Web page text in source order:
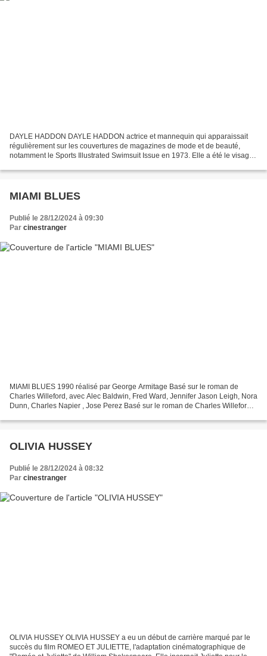
DAYLE HADDON DAYLE HADDON actrice et mannequin qui apparaissait
régulièrement sur les couvertures de magazines de mode et de beauté,
notamment le Sports Illustrated Swimsuit Issue en 1973. Elle a été le visage
MIAMI BLUES
Publié le 28/12/2024 à 09:30
Par cinestranger
MIAMI BLUES 1990 réalisé par George Armitage Basé sur le roman de
Charles Willeford, avec Alec Baldwin, Fred Ward, Jennifer Jason Leigh, Nora
Dunn, Charles Napier , Jose Perez Basé sur le roman de Charles Willeford,
OLIVIA HUSSEY
Publié le 28/12/2024 à 08:32
Par cinestranger
OLIVIA HUSSEY OLIVIA HUSSEY a eu un début de carrière marqué par le
succès du film ROMEO ET JULIETTE, l'adaptation cinématographique de